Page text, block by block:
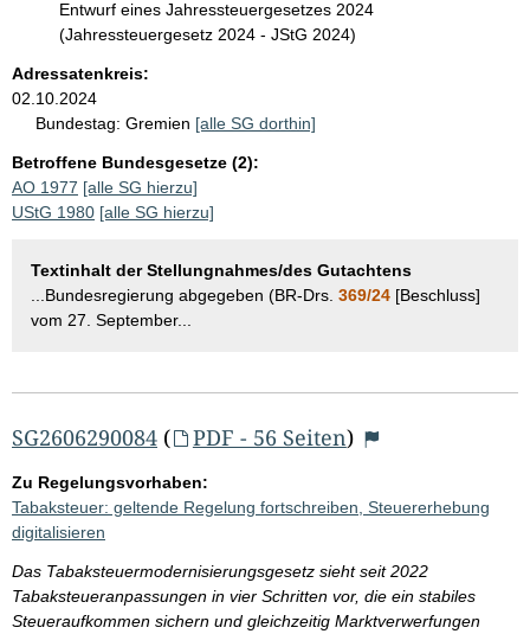
Entwurf eines Jahressteuergesetzes 2024
(Jahressteuergesetz 2024 - JStG 2024)
Adressatenkreis:
02.10.2024
Bundestag: Gremien [alle SG dorthin]
Betroffene Bundesgesetze (2):
AO 1977 [alle SG hierzu]
UStG 1980 [alle SG hierzu]
Textinhalt der Stellungnahmes/des Gutachtens
...Bundesregierung abgegeben (BR-Drs. 369/24 [Beschluss]
vom 27. September...
SG2606290084 ( PDF - 56 Seiten)
Zu Regelungsvorhaben:
Tabaksteuer: geltende Regelung fortschreiben, Steuererhebung
digitalisieren
Das Tabaksteuermodernisierungsgesetz sieht seit 2022
Tabaksteueranpassungen in vier Schritten vor, die ein stabiles
Steueraufkommen sichern und gleichzeitig Marktverwerfungen